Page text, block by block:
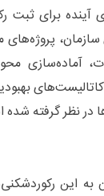
برای ثبت
پروژه‌های
آماده‌سازی
در نظر گرفته
این